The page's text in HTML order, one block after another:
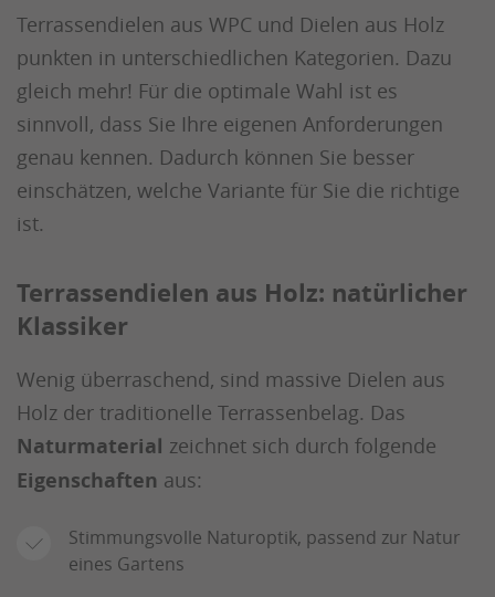
Terrassendielen aus WPC und Dielen aus Holz
punkten in unterschiedlichen Kategorien. Dazu
gleich mehr! Für die optimale Wahl ist es
sinnvoll, dass Sie Ihre eigenen Anforderungen
genau kennen. Dadurch können Sie besser
einschätzen, welche Variante für Sie die richtige
ist.
Terrassendielen aus Holz: natürlicher
Klassiker
Wenig überraschend, sind massive Dielen aus
Holz der traditionelle Terrassenbelag. Das
Naturmaterial zeichnet sich durch folgende
Eigenschaften aus:
Stimmungsvolle Naturoptik, passend zur Natur
eines Gartens